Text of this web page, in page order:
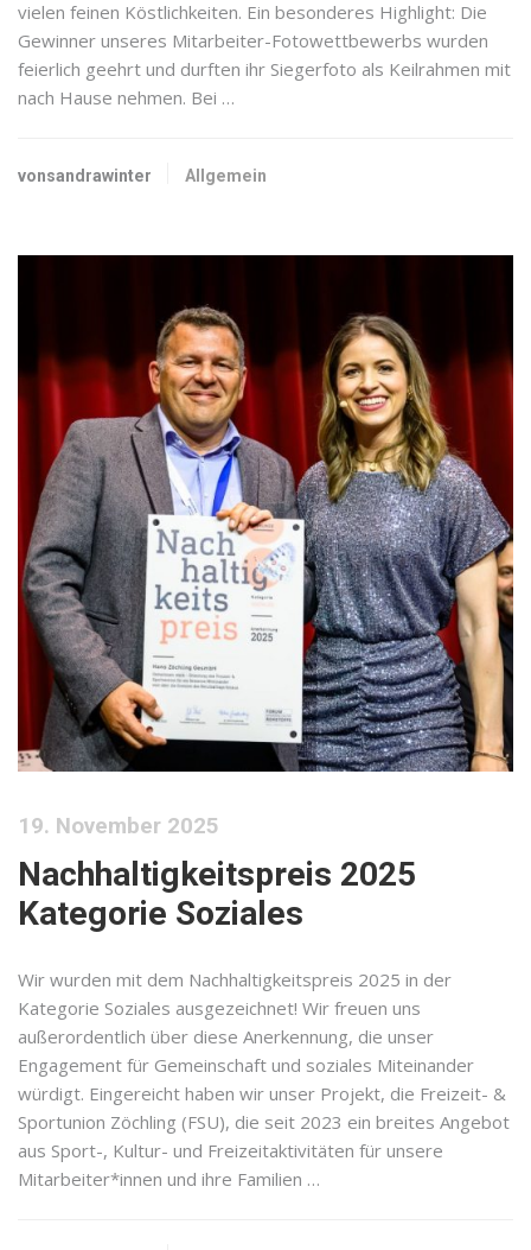
vielen feinen Köstlichkeiten. Ein besonderes Highlight: Die
Gewinner unseres Mitarbeiter-Fotowettbewerbs wurden
feierlich geehrt und durften ihr Siegerfoto als Keilrahmen mit
nach Hause nehmen. Bei …
vonsandrawinter Allgemein
19. November 2025
Nachhaltigkeitspreis 2025
Kategorie Soziales
Wir wurden mit dem Nachhaltigkeitspreis 2025 in der
Kategorie Soziales ausgezeichnet! Wir freuen uns
außerordentlich über diese Anerkennung, die unser
Engagement für Gemeinschaft und soziales Miteinander
würdigt. Eingereicht haben wir unser Projekt, die Freizeit- &
Sportunion Zöchling (FSU), die seit 2023 ein breites Angebot
aus Sport-, Kultur- und Freizeitaktivitäten für unsere
Mitarbeiter*innen und ihre Familien …